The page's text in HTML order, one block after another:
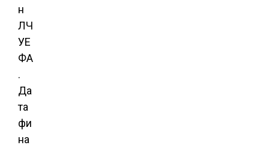
н
ЛЧ
УЕ
ФА
.
Да
та
фи
на